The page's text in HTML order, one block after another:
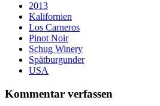
2013
Kalifornien
Los Carneros
Pinot Noir
Schug Winery
Spätburgunder
USA
Kommentar verfassen